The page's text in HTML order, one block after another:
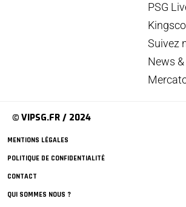
PSG
Suivez
News
© VIPSG.FR / 2024
MENTIONS LÉGALES
POLITIQUE DE CONFIDENTIALITÉ
CONTACT
QUI SOMMES NOUS ?